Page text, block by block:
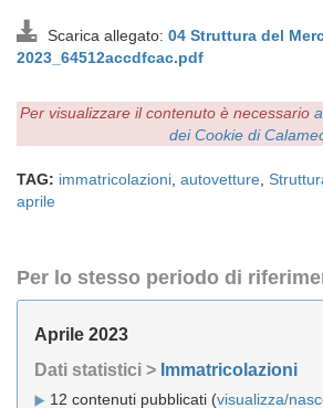
Scarica allegato: 04 Struttura del
2023_64512accdfcac.pdf
Per visualizzare il contenuto è necessario
dei Cookie di
TAG: immatricolazioni autovetture
aprile
Per lo stesso periodo di
Aprile 2023
Dati statistici > Immatricolazioni
12 contenuti pubblicati (visualizza/